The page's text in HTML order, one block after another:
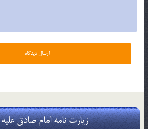
زیارت نامه امام صادق